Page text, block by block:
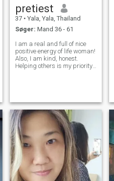
pretiest
37 • Yala, Yala, Thailand
Søger: Mand 36 - 61
I am a real and full of nice
positive energy of life woman!
Also, I am kind, honest.
Helping others is my priority.
am purposeful and m